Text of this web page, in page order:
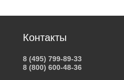
Контакты
8 (495) 799-89-33
8 (800) 600-48-36